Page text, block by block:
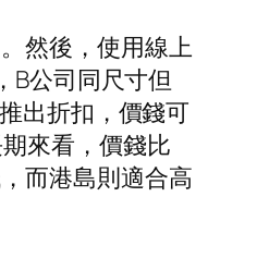
然後，使用線上
B公司同尺寸但
出折扣，價錢可
來看，價錢比
而港島則適合高